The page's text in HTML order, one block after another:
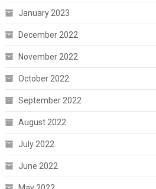
January 2023
December 2022
November 2022
October 2022
September 2022
August 2022
July 2022
June 2022